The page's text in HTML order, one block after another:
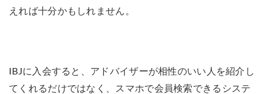
えれば十分かもしれません。
IBJに入会すると、アドバイザーが相性のいい人を紹介し
てくれるだけではなく、スマホで会員検索できるシステ